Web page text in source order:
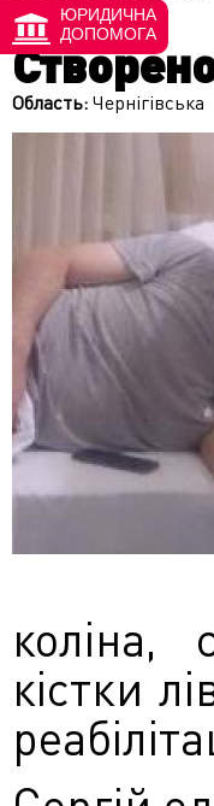
Область:Чернігівська
коліна,
кістки
ЮРИДИЧНА
ДОПОМОГА